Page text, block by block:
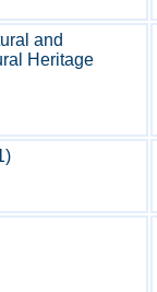
and
Heritage